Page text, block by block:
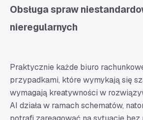
Obsługa spraw
nieregularnych
Praktycznie każde biuro
przypadkami, które wymykają się
wymagają kreatywności w
AI działa w ramach schematów,